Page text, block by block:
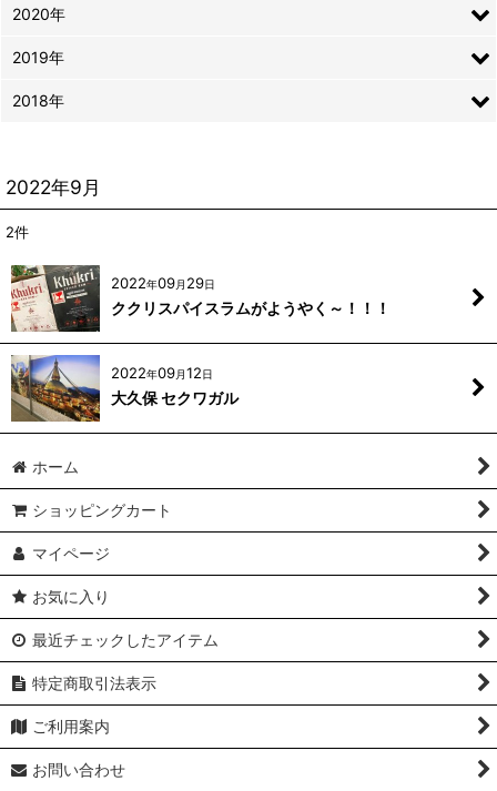
2022年9月
2件
2022年09月 29日
ククリスパイスラムがようやく～！！！
2022年09月12日
大久保 セクワガル
2020年
2019年
2018年
ホーム
ショッピングカート
マイページ
お気に入り
最近チェックしたアイテム
特定商取引法表示
ご利用案内
お問い合わせ